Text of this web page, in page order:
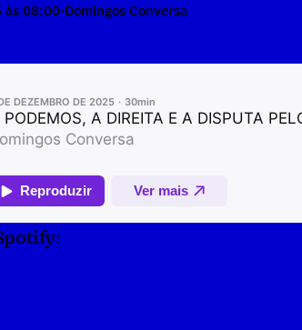
às 08:00·Domingos Conversa